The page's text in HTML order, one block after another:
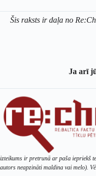
Šis raksts ir daļa no
Ja arī
izteikums ir pretrunā ar paša iepriekš
autors neapzināti maldina vai melo).